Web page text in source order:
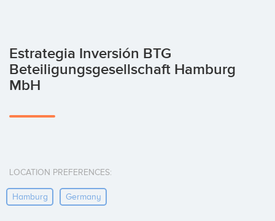
Estrategia Inversión BTG
Beteiligungsgesellschaft Hamburg
MbH
LOCATION PREFERENCES:
Hamburg Germany